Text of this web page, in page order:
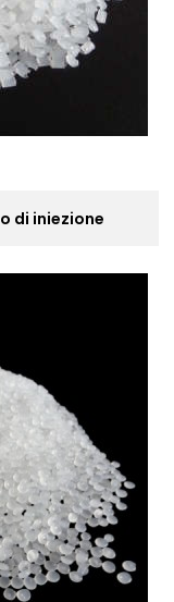
di iniezione